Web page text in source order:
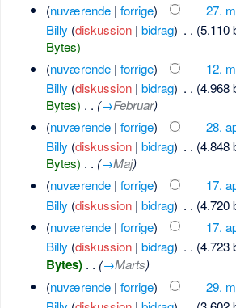
(nuværende| forrige)
27.
Billy (diskussion| bidrag) . . (5.110
Bytes)
(nuværende| forrige)
12.
Billy (diskussion| bidrag) . . (4.968
Bytes) . . (→Februar)
(nuværende| forrige)
28.
Billy (diskussion| bidrag) . . (4.848
Bytes) . . (→Maj)
(nuværende| forrige)
17.
Billy (diskussion| bidrag) . . (4.720
(nuværende| forrige)
17.
Billy (diskussion| bidrag) . . (4.723
Bytes)‎ . . (→Marts)
(nuværende| forrige)
29.